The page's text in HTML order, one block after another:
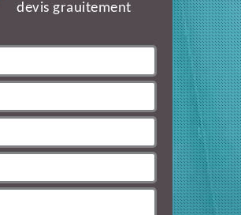
devis grauitement